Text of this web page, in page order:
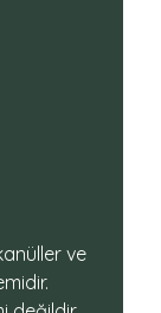
ve